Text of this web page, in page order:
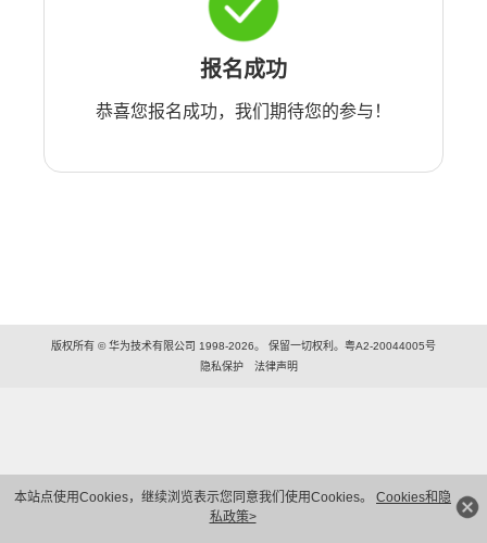
本站点使用Cookies，继续浏览表示您同意我们使用Cookies。 Cookies和隐
私政策>
报名成功
恭喜您报名成功，我们期待您的参与！
版权所有 © 华为技术有限公司 1998-2026。 保留一切权利。粤A2-20044005号
隐私保护
法律声明